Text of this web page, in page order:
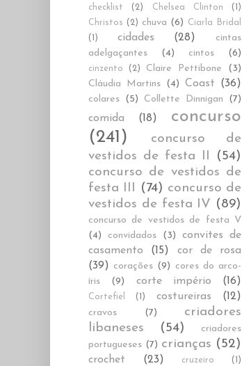
checklist (2) Chelsea Clinton
(1)
Christos (2) chuva (6)
Ciarla Bridal
(1)
cidades (28)
cintas
adelgaçantes
(4) cintos (6)
cinzento (2) Claire Pettibone
(3)
Cláudia Martins (4) Coast (36)
colares (5) Collette Dinnigan (7)
comida (18)
concurso
(241)
concurso de
vestidos de festa II
(54)
concurso de vestidos de
festa III
(74) concurso de
vestidos de festa IV (89)
concurso de vestidos de festa V
(4)
convidados (3)
convites de
casamento
(15)
cor de rosa
(39) corações (9) cores do arco-
íris
(9) corte império (16)
Cortefiel (1) costureiras (12)
cravos (7)
criadores
libaneses
(54)
criadores
portugueses (7) crianças (52)
crochet (23) cruzeiro (1)